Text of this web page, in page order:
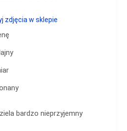
bardzo nieprzyjemny
zdjęcia w sklepie